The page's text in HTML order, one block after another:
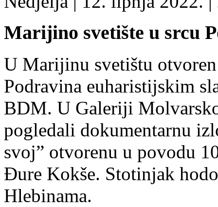
Marijino svetište u srcu
U Marijinu svetištu
Podravina euharistijskim
BDM. U Galeriji
pogledali dokumentarnu
svoj” otvorenu u povodu
Đure Kokše. Stotinjak
Hlebinama.